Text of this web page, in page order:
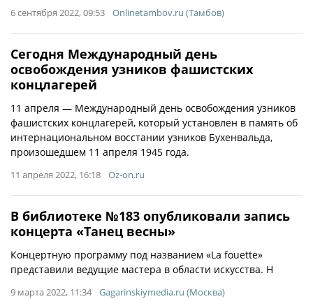
6 сентября 2022, 09:53 Onlinetambov.ru (Тамбов)
Сегодня Международный день
освобождения узников фашистских
концлагерей
11 апреля — Международный день освобождения узников
фашистских концлагерей, который установлен в память об
интернациональном восстании узников Бухенвальда,
произошедшем 11 апреля 1945 года.
11 апреля 2022, 16:18 Oz-on.ru
В библиотеке №183 опубликовали запись
концерта «Танец весны»
Концертную программу под названием «La fouette»
представили ведущие мастера в области искусства. Н
9 марта 2022, 11:34 Gagarinskiymedia.ru (Москва)